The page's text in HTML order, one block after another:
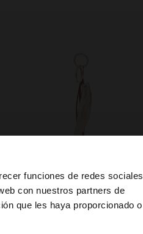
funciones de redes sociales
con nuestros partners de
que les haya proporcionado o
×